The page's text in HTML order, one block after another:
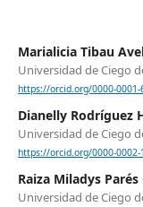
Marialicia Tibau
Universidad de Ciego
https://orcid.org/0000-0001-
Dianelly Rodríguez
Universidad de Ciego
https://orcid.org/0000-0002-
Raiza Miladys Parés
Universidad de Ciego